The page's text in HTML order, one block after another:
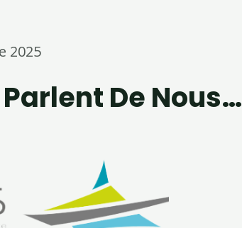
2025
De Nous…